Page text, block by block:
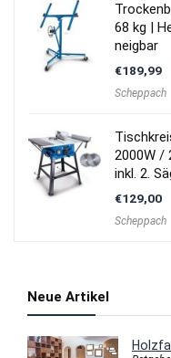
68 kg |
neigbar
€189,99
Scheppach
2000W /
inkl. 2.
€129,00
Scheppach
Neue Artikel